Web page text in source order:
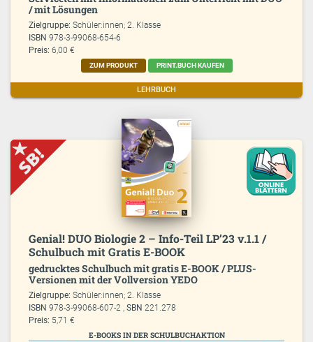
/ mit Lösungen
Zielgruppe:Schüler:innen; 2. Klasse
ISBN978-3-99068-654-6
Preis: 6,00 €
ZUM PRODUKT PRINT.BUCH KAUFEN
LEHRBUCH
Genial! DUO Biologie 2 – Info-Teil LP’23 v.1.1 /
Schulbuch mit Gratis E-BOOK
gedrucktes Schulbuch mit gratis E-BOOK / PLUS-
Versionen mit der Vollversion YEDO
Zielgruppe:Schüler:innen; 2. Klasse
ISBN978-3-99068-607-2 ,SBN221.278
Preis: 5,71 €
E-BOOKS IN DER SCHULBUCHAKTION